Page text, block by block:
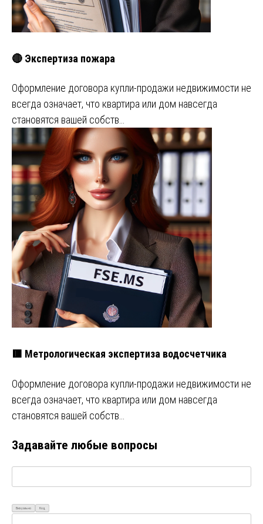
🔴 Экспертиза пожара
Оформление договора купли-продажи недвижимости не
всегда означает, что квартира или дом навсегда
становятся вашей собств…
🟥 Метрологическая экспертиза водосчетчика
Оформление договора купли-продажи недвижимости не
всегда означает, что квартира или дом навсегда
становятся вашей собств…
Задавайте любые вопросы
Визуально Код